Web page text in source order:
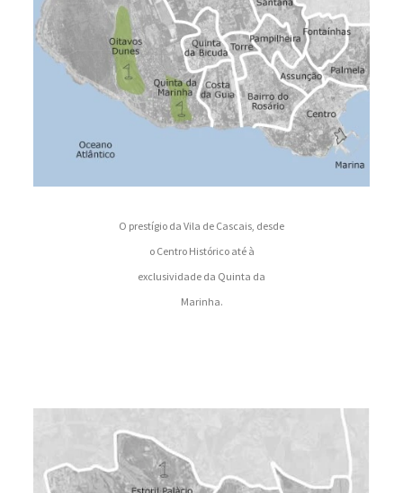
O prestígio da Vila de Cascais, desde
o Centro Histórico até à
exclusividade da Quinta da
Marinha.